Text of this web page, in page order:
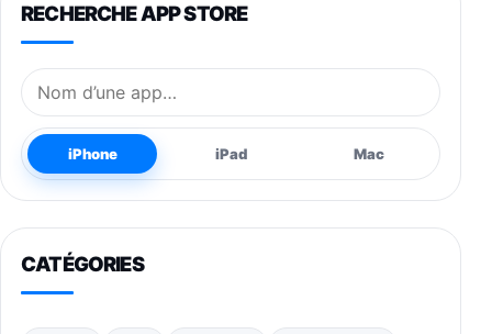
RECHERCHE APP STORE
Nom de l’application
iPhone iPad Mac
CATÉGORIES